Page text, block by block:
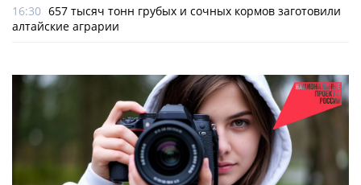
16:30 657 тысяч тонн грубых и сочных кормов заготовили
алтайские аграрии